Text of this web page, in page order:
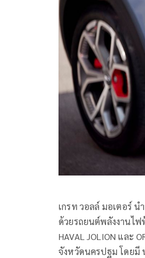
เกรท วอลล์ มอเตอร์
ด้วยรถยนต์พลังงานไฟ
HAVAL JOLION และ
จังหวัดนครปฐม โดยมี